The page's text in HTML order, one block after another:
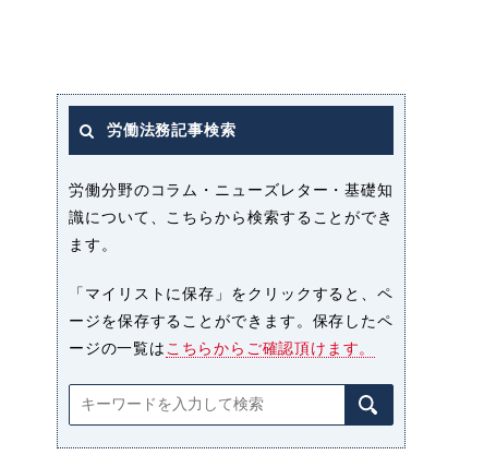
労働法務記事検索
労働分野のコラム・ニューズレター・基礎知
識について、こちらから検索することができ
ます。
「マイリストに保存」をクリックすると、ペ
ージを保存することができます。保存したペ
ージの一覧は こちらからご確認頂けます。